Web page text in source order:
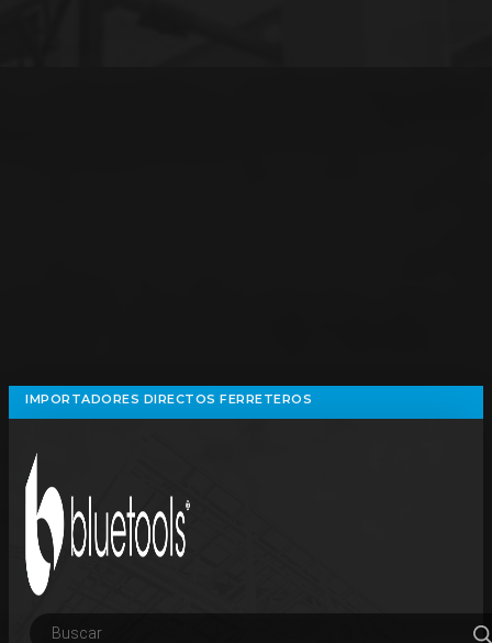
IMPORTADORES DIRECTOS FERRETEROS